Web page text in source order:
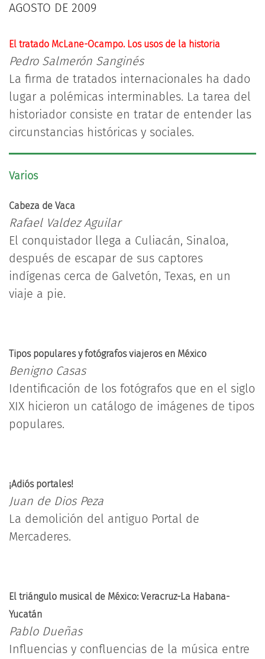
AGOSTO DE 2009
El tratado McLane-Ocampo. Los usos de la historia
Pedro Salmerón Sanginés
La firma de tratados internacionales ha dado
lugar a polémicas interminables. La tarea del
historiador consiste en tratar de entender las
circunstancias históricas y sociales.
Varios
Cabeza de Vaca
Rafael Valdez Aguilar
El conquistador llega a Culiacán, Sinaloa,
después de escapar de sus captores
indígenas cerca de Galvetón, Texas, en un
viaje a pie.
Tipos populares y fotógrafos viajeros en México
Benigno Casas
Identificación de los fotógrafos que en el siglo
XIX hicieron un catálogo de imágenes de tipos
populares.
¡Adiós portales!
Juan de Dios Peza
La demolición del antiguo Portal de
Mercaderes.
El triángulo musical de México: Veracruz-La Habana-
Yucatán
Pablo Dueñas
Influencias y confluencias de la música entre